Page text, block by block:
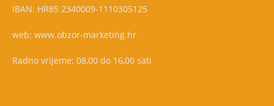
IBAN: HR85 2340009-1110305125
web: www.obzor-marketing.hr
Radno vrijeme: 08,00 do 16,00 sati